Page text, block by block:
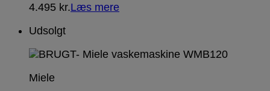
4.495 kr.Læs mere
Udsolgt
Miele